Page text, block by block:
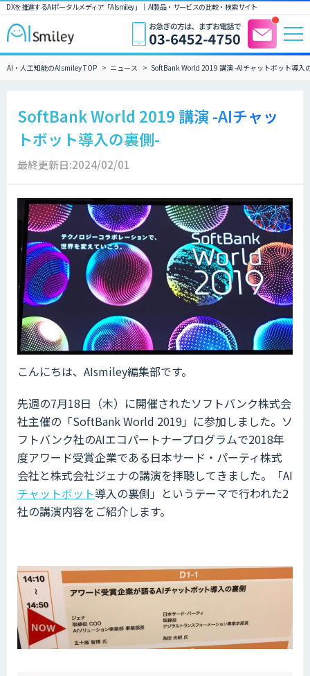
DXを推進するAIポータルメディア「AIsmiley」｜ AI製品・サービスの比較・検索サイト
AI・人工知能のAIsmiley TOP ニュース SoftBank World 2019 講演 -AIチャットボット導入
SoftBank World 2019 講演 -AIチャッ
トボット導入の裏側-
最終更新日:2024/02/01
こんにちは、AIsmiley編集部です。
先週の7月18日（木）に開催されたソフトバンク株式会
社主催の「SoftBank World 2019」に参加しました。ソ
フトバンク社のAIエコパートナープログラムで2018年
度アワード受賞企業である日本サード・パーティ株式
会社と株式会社ジェナの講演を拝聴してきました。「AI
チャットボット導入の裏側」というテーマで行われた2
社の講演内容をご紹介します。